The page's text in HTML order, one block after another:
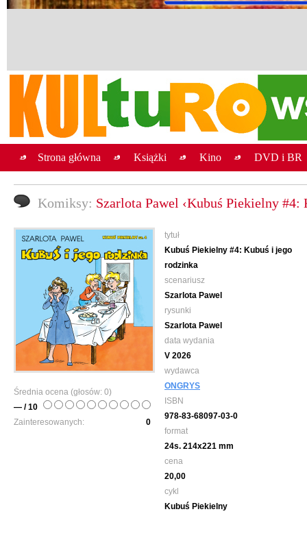
Strona główna Książki Kino DVD i BR
Komiksy: Szarlota Pawel ‹Kubuś Piekielny #4:
Średnia ocena (głosów: 0)
— / 10
0
Zainteresowanych:
tytuł
Kubuś Piekielny #4: Kubuś i jego
rodzinka
scenariusz
Szarlota Pawel
rysunki
Szarlota Pawel
data wydania
V 2026
wydawca
ONGRYS
ISBN
978-83-68097-03-0
format
24s. 214x221 mm
cena
20,00
cykl
Kubuś Piekielny